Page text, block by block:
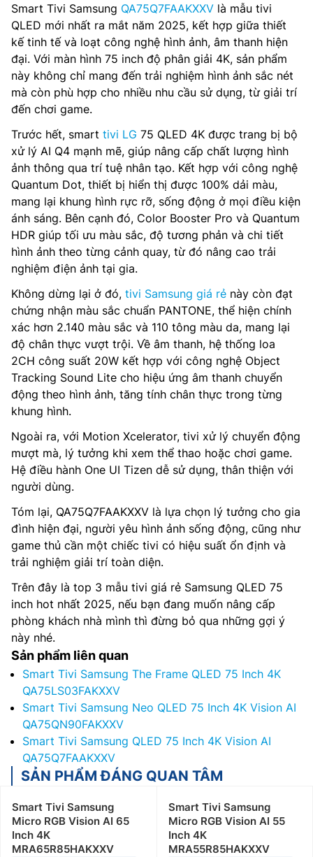
Smart Tivi Samsung QA75Q7FAAKXXV là mẫu tivi
QLED mới nhất ra mắt năm 2025, kết hợp giữa thiết
kế tinh tế và loạt công nghệ hình ảnh, âm thanh hiện
đại. Với màn hình 75 inch độ phân giải 4K, sản phẩm
này không chỉ mang đến trải nghiệm hình ảnh sắc nét
mà còn phù hợp cho nhiều nhu cầu sử dụng, từ giải trí
đến chơi game.
Trước hết, smart tivi LG 75 QLED 4K được trang bị bộ
xử lý AI Q4 mạnh mẽ, giúp nâng cấp chất lượng hình
ảnh thông qua trí tuệ nhân tạo. Kết hợp với công nghệ
Quantum Dot, thiết bị hiển thị được 100% dải màu,
mang lại khung hình rực rỡ, sống động ở mọi điều kiện
ánh sáng. Bên cạnh đó, Color Booster Pro và Quantum
HDR giúp tối ưu màu sắc, độ tương phản và chi tiết
hình ảnh theo từng cảnh quay, từ đó nâng cao trải
nghiệm điện ảnh tại gia.
Không dừng lại ở đó, tivi Samsung giá rẻ này còn đạt
chứng nhận màu sắc chuẩn PANTONE, thể hiện chính
xác hơn 2.140 màu sắc và 110 tông màu da, mang lại
độ chân thực vượt trội. Về âm thanh, hệ thống loa
2CH công suất 20W kết hợp với công nghệ Object
Tracking Sound Lite cho hiệu ứng âm thanh chuyển
động theo hình ảnh, tăng tính chân thực trong từng
khung hình.
Ngoài ra, với Motion Xcelerator, tivi xử lý chuyển động
mượt mà, lý tưởng khi xem thể thao hoặc chơi game.
Hệ điều hành One UI Tizen dễ sử dụng, thân thiện với
người dùng.
Tóm lại, QA75Q7FAAKXXV là lựa chọn lý tưởng cho gia
đình hiện đại, người yêu hình ảnh sống động, cũng như
game thủ cần một chiếc tivi có hiệu suất ổn định và
trải nghiệm giải trí toàn diện.
Trên đây là top 3 mẫu tivi giá rẻ Samsung QLED 75
inch hot nhất 2025, nếu bạn đang muốn nâng cấp
phòng khách nhà mình thì đừng bỏ qua những gợi ý
này nhé.
Sản phẩm liên quan
Smart Tivi Samsung The Frame QLED 75 Inch 4K
QA75LS03FAKXXV
Smart Tivi Samsung Neo QLED 75 Inch 4K Vision AI
QA75QN90FAKXXV
Smart Tivi Samsung QLED 75 Inch 4K Vision AI
QA75Q7FAAKXXV
SẢN PHẨM ĐÁNG QUAN TÂM
Smart Tivi Samsung
Micro RGB Vision AI 65
Inch 4K
MRA65R85HAKXXV
Smart Tivi Samsung
Micro RGB Vision AI 55
Inch 4K
MRA55R85HAKXXV